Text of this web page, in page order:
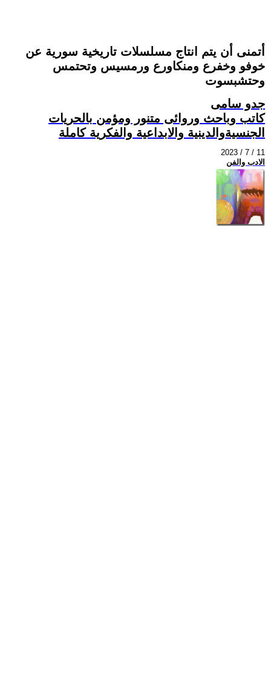
أتمنى أن يتم انتاج مسلسلات تاريخية سورية عن
خوفو وخفرع ومنكاورع ورمسيس وتحتمس
وحتشبسوت
جدو سامى
كاتب وباحث وروائى متنور ومؤمن بالحريات
الجنسيةوالدينية والابداعية والفكرية كاملة
2023 / 7 / 11
الادب والفن